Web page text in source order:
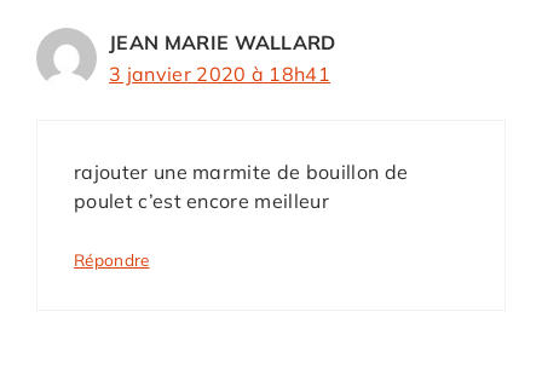
JEAN MARIE WALLARD
3 janvier 2020 à 18h41
rajouter une marmite de bouillon de
poulet c’est encore meilleur
Répondre